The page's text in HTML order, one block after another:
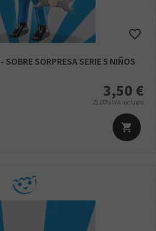
SOBRE SORPRESA SERIE 5 NIÑOS
3,50 €
21.00% IVA incluido